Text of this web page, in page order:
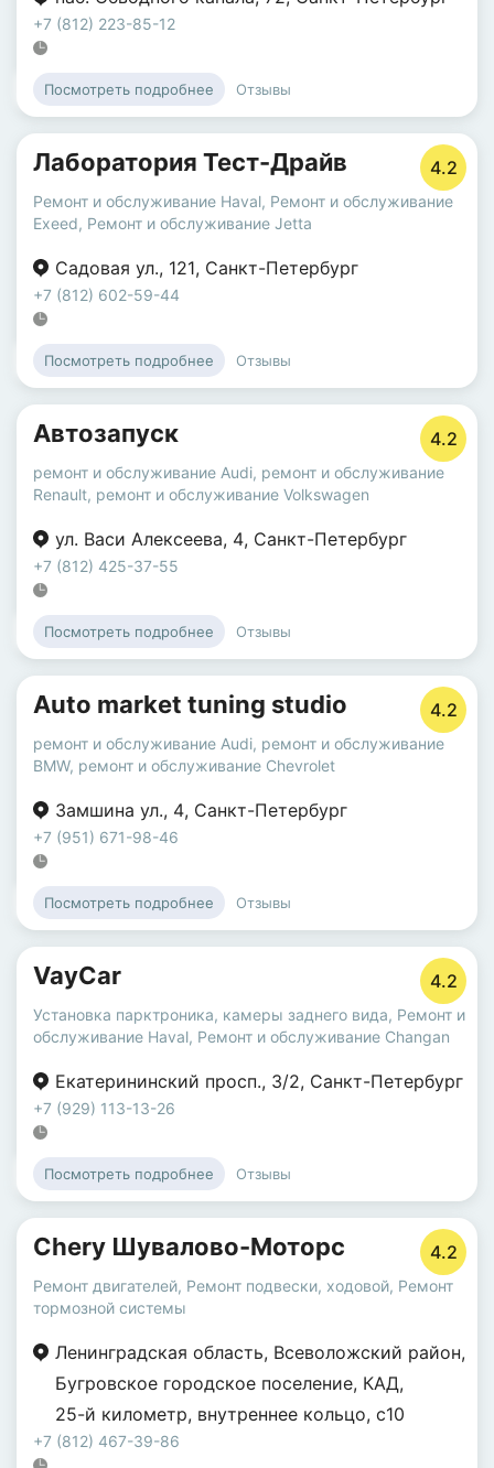
+7 (812) 223-85-12
Посмотреть подробнее Отзывы
Лаборатория Тест-Драйв 4.2
Ремонт и обслуживание Haval, Ремонт и обслуживание
Exeed, Ремонт и обслуживание Jetta
Садовая ул., 121, Санкт-Петербург
+7 (812) 602-59-44
Посмотреть подробнее Отзывы
Автозапуск 4.2
ремонт и обслуживание Audi, ремонт и обслуживание
Renault, ремонт и обслуживание Volkswagen
ул. Васи Алексеева, 4, Санкт-Петербург
+7 (812) 425-37-55
Посмотреть подробнее Отзывы
Auto market tuning studio 4.2
ремонт и обслуживание Audi, ремонт и обслуживание
BMW, ремонт и обслуживание Chevrolet
Замшина ул., 4, Санкт-Петербург
+7 (951) 671-98-46
Посмотреть подробнее Отзывы
VayCar 4.2
Установка парктроника, камеры заднего вида, Ремонт и
обслуживание Haval, Ремонт и обслуживание Changan
Екатерининский просп., 3/2, Санкт-Петербург
+7 (929) 113-13-26
Посмотреть подробнее Отзывы
Chery Шувалово-Моторс 4.2
Ремонт двигателей, Ремонт подвески, ходовой, Ремонт
тормозной системы
Ленинградская область, Всеволожский район,
Бугровское городское поселение, КАД,
25-й километр, внутреннее кольцо, с10
+7 (812) 467-39-86